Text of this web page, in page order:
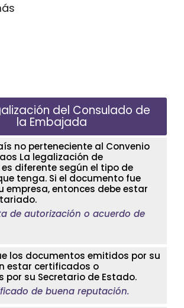
del Consulado de
la Embajada
no perteneciente al Convenio
La legalización de
diferente según el tipo de
tenga. Si el documento fue
empresa, entonces debe estar
de autorización o acuerdo de
los documentos emitidos por su
estar certificados o
su Secretario de Estado.
de buena reputación.